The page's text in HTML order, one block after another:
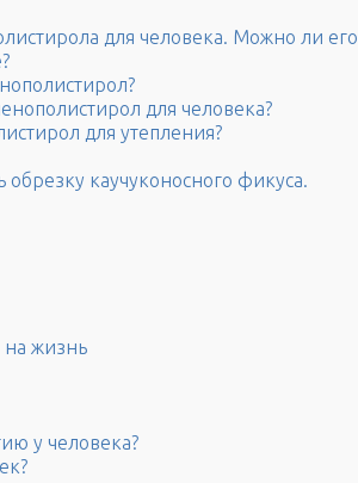
для человека. Можно ли его
для человека?
для утепления?
каучуконосного фикуса.
жизнь
у человека?